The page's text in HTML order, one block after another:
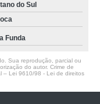
do Sul
Funda
Sua reprodução, parcial ou
do autor. Crime de
– Lei 9610/98 - Lei de direitos